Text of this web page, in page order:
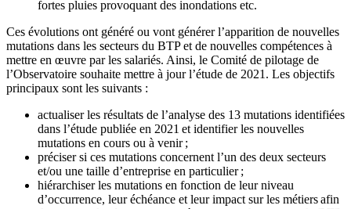
fortes pluies provoquant des inondations etc.
Ces évolutions ont généré ou vont générer l’apparition de nouvelles
mutations dans les secteurs du BTP et de nouvelles compétences à
mettre en œuvre par les salariés. Ainsi, le Comité de pilotage de
l’Observatoire souhaite mettre à jour l’étude de 2021. Les objectifs
principaux sont les suivants :
actualiser les résultats de l’analyse des 13 mutations identifiées
dans l’étude publiée en 2021 et identifier les nouvelles
mutations en cours ou à venir ;
préciser si ces mutations concernent l’un des deux secteurs
et/ou une taille d’entreprise en particulier ;
hiérarchiser les mutations en fonction de leur niveau
d’occurrence, leur échéance et leur impact sur les métiers afin